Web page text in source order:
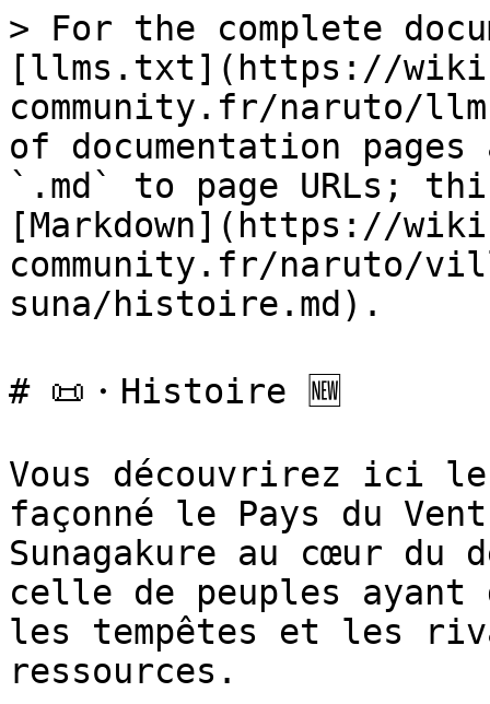
> For the complete
[llms.txt](https://
community.fr/naruto/
of documentation
`.md` to page URLs;
[Markdown](https://
community.fr/naruto/
suna/histoire.md).
# 📜・Histoire 🆕
Vous découvrirez ici
façonné le Pays du
Sunagakure au cœur
celle de peuples
les tempêtes et les
ressources.